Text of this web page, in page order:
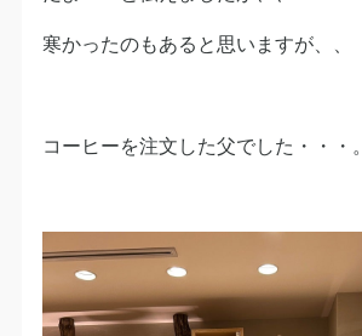
寒かったのもあると思いますが、、
コーヒーを注文した父でした・・・。